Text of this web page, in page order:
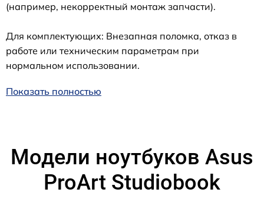
(например, некорректный монтаж запчасти).
Для комплектующих: Внезапная поломка, отказ в
работе или техническим параметрам при
нормальном использовании.
Показать полностью
Модели ноутбуков Asus
ProArt Studiobook